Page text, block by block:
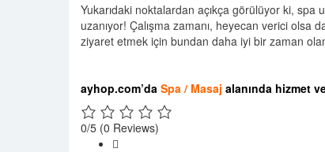
Yukarıdaki noktalardan açıkça görülüyor ki, spa
uzanıyor! Çalışma zamanı, heyecan verici olsa
ziyaret etmek için bundan daha iyi bir zaman
ayhop.com’da Spa / Masaj alanında hizmet
0/5 (0 Reviews)